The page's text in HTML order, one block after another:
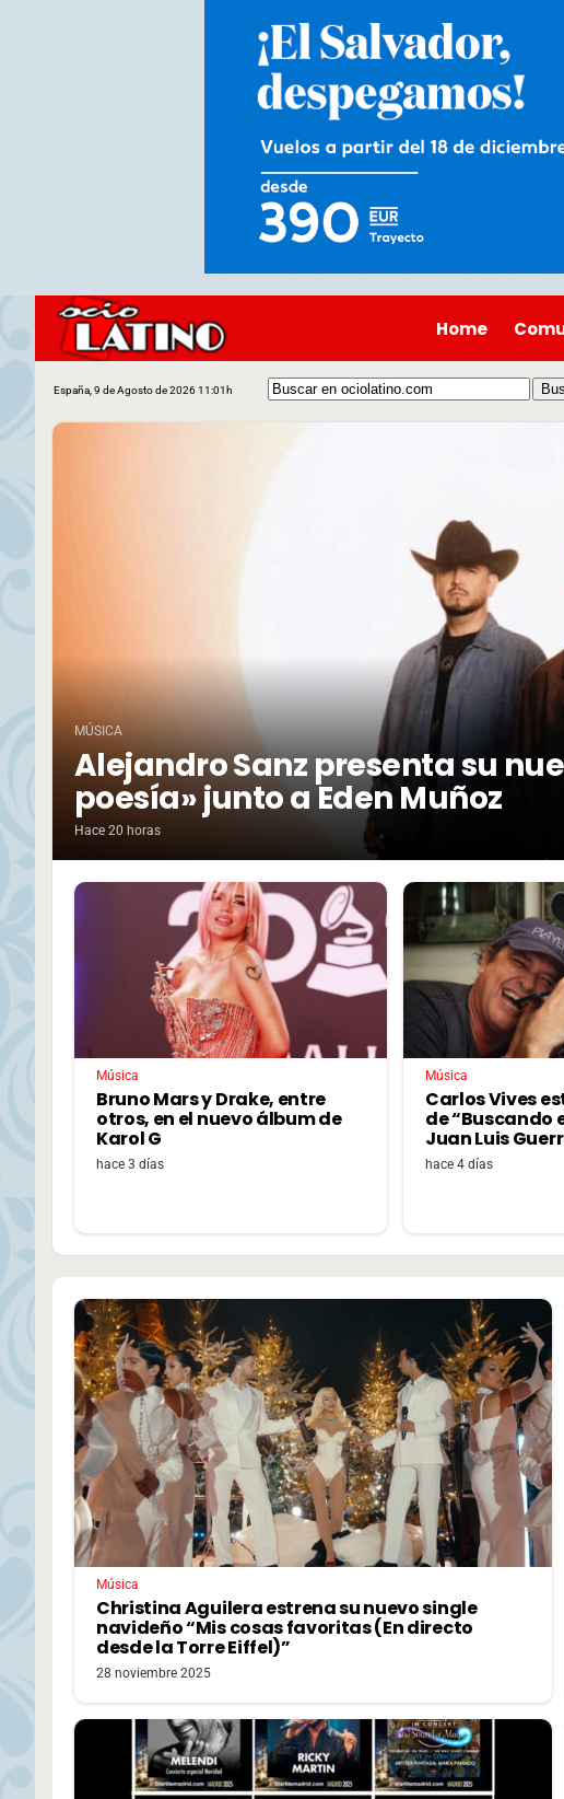
Home
España, 9 de Agosto de 2026 11:01h
MÚSICA
Alejandro Sanz presenta su
poesía» junto a Eden Muñoz
Hace 20 horas
Música
Bruno Mars y Drake, entre
otros, en el nuevo álbum de
Karol G
hace 3 días
Música
Carlos Vives
de “Buscando
Juan Luis
hace 4 días
Música
Christina Aguilera estrena su nuevo single
navideño “Mis cosas favoritas (En directo
desde la Torre Eiffel)”
28 noviembre 2025